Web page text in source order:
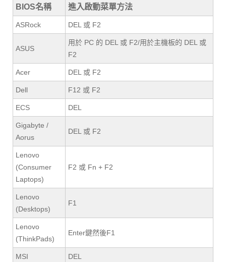
BIOS名稱 進入啟動菜單方法
ASRock DEL 或 F2
ASUS
用於 PC 的 DEL 或 F2/用於主機板的 DEL 或
F2
Acer DEL 或 F2
Dell F12 或 F2
ECS DEL
Gigabyte /
Aorus
DEL 或 F2
Lenovo
(Consumer
Laptops)
F2 或 Fn + F2
Lenovo
(Desktops)
F1
Lenovo
(ThinkPads)
Enter鍵然後F1
MSI DEL